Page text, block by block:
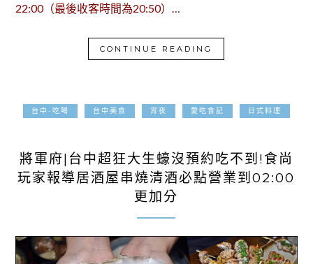
22:00（最後收客時間為20:50）…
CONTINUE READING
台中-吃喝 台中美食 宵夜 愛吃食記 日式料理
將軍府|台中超狂大生蠔沒預約吃不到!食尚
玩家報導居酒屋串燒清酒必點營業到02:00
更加分